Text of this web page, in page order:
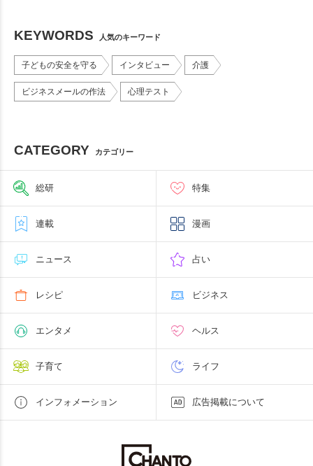
KEYWORDS 人気のキーワード
子どもの安全を守る インタビュー 介護
ビジネスメールの作法 心理テスト
CATEGORY カテゴリー
総研 特集
連載 漫画
ニュース 占い
レシピ ビジネス
エンタメ ヘルス
子育て ライフ
インフォメーション 広告掲載について